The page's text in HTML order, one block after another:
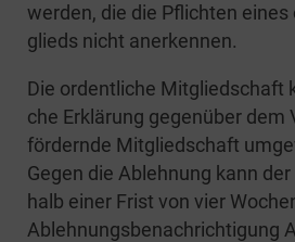
wer­den, die die Pflich­ten
glieds nicht anerkennen.
Die ordent­li­che Mit­glied­schaft
che Erklä­rung gegen­über dem
för­dern­de Mit­glied­schaft
Gegen die Ableh­nung kann
halb einer Frist von vier
Ableh­nungs­be­nach­rich­ti­gung